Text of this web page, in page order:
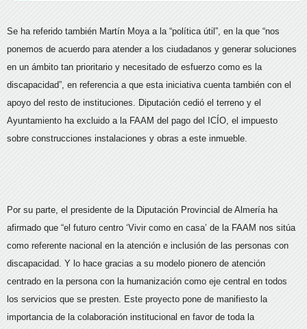
Se ha referido también Martín Moya a la “política útil”, en la que “nos
ponemos de acuerdo para atender a los ciudadanos y generar soluciones
en un ámbito tan prioritario y necesitado de esfuerzo como es la
discapacidad”, en referencia a que esta iniciativa cuenta también con el
apoyo del resto de instituciones. Diputación cedió el terreno y el
Ayuntamiento ha excluido a la FAAM del pago del ICÍO, el impuesto
sobre construcciones instalaciones y obras a este inmueble.
Por su parte, el presidente de la Diputación Provincial de Almería ha
afirmado que “el futuro centro ‘Vivir como en casa’ de la FAAM nos sitúa
como referente nacional en la atención e inclusión de las personas con
discapacidad. Y lo hace gracias a su modelo pionero de atención
centrado en la persona con la humanización como eje central en todos
los servicios que se presten. Este proyecto pone de manifiesto la
importancia de la colaboración institucional en favor de toda la